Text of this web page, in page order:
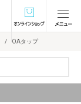
オンラインショ
OAタップ